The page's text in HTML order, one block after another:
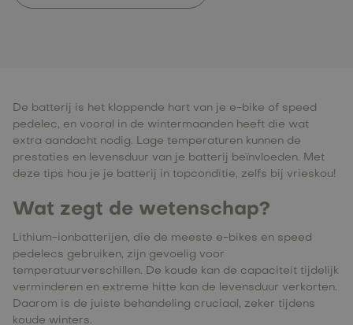
De batterij is het kloppende hart van je e-bike of speed
pedelec, en vooral in de wintermaanden heeft die wat
extra aandacht nodig. Lage temperaturen kunnen de
prestaties en levensduur van je batterij beïnvloeden. Met
deze tips hou je je batterij in topconditie, zelfs bij vrieskou!
Wat zegt de wetenschap?
Lithium-ionbatterijen, die de meeste e-bikes en speed
pedelecs gebruiken, zijn gevoelig voor
temperatuurverschillen. De koude kan de capaciteit tijdelijk
verminderen en extreme hitte kan de levensduur verkorten.
Daarom is de juiste behandeling cruciaal, zeker tijdens
koude winters.